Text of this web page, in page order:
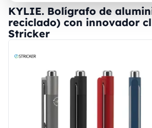
KYLIE. Bolígrafo de
reciclado) con innovador
Stricker